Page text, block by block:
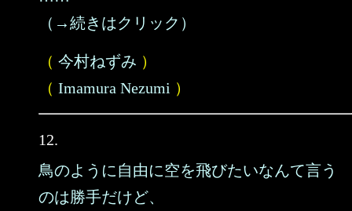
（→続きはクリック）
（ 今村ねずみ ）
（ Imamura Nezumi ）
12.
鳥のように自由に空を飛びたいなんて言う
のは勝手だけど、